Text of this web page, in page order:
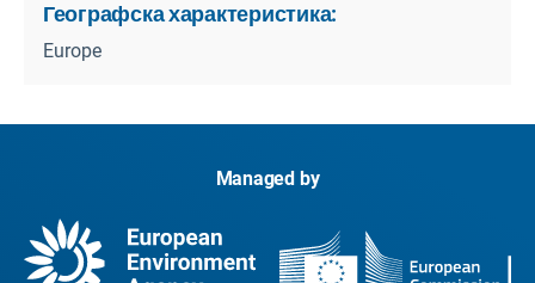
Географска характеристика:
Europe
Managed by